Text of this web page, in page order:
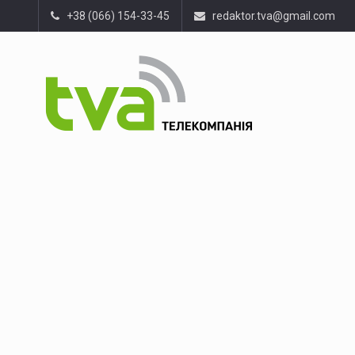
+38 (066) 154-33-45 redaktor.tva@gmail.com